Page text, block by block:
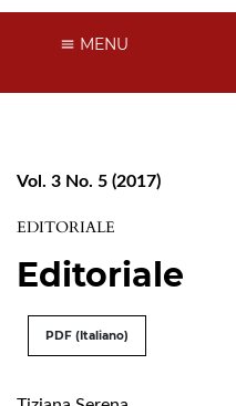
MENU
Vol. 3 No. 5 (2017)
EDITORIALE
Editoriale
PDF (Italiano)